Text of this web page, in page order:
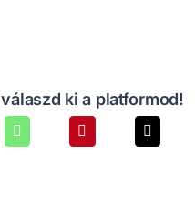
ki a platformod!